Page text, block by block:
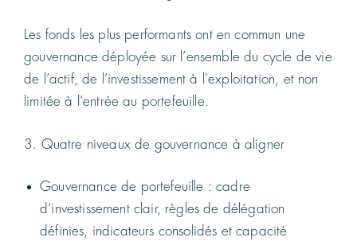
Les fonds les plus performants ont en commun une
gouvernance déployée sur l’ensemble du cycle de vie
de l’actif, de l’investissement à l’exploitation, et non
limitée à l’entrée au portefeuille.
3. Quatre niveaux de gouvernance à aligner
Gouvernance de portefeuille : cadre
d’investissement clair, règles de délégation
définies, indicateurs consolidés et capacité